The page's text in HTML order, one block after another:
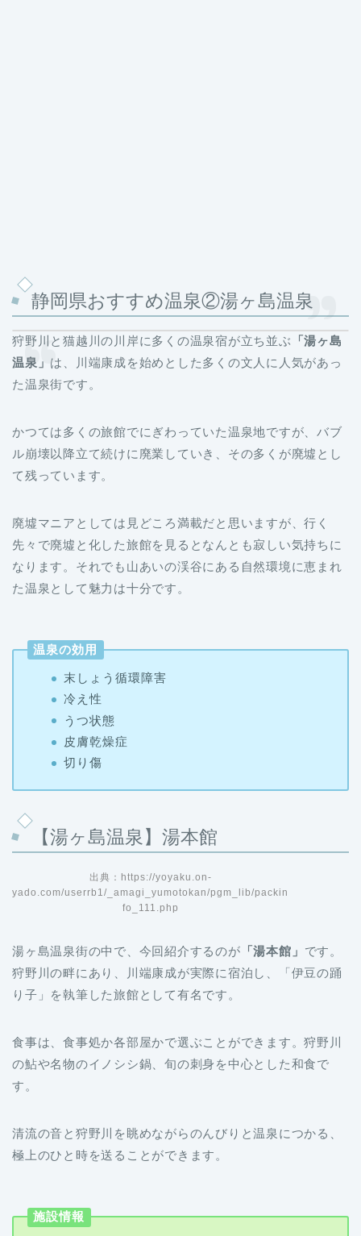
静岡県おすすめ温泉②湯ヶ島温泉
狩野川と猫越川の川岸に多くの温泉宿が立ち並ぶ
「湯ヶ島
温泉」 は、川端康成を始めとした多くの文人に人気があっ
た温泉街です。
かつては多くの旅館でにぎわっていた温泉地ですが、バブ
ル崩壊以降立て続けに廃業していき、その多くが廃墟とし
て残っています。
廃墟マニアとしては見どころ満載だと思いますが、行く
先々で廃墟と化した旅館を見るとなんとも寂しい気持ちに
なります。それでも山あいの渓谷にある自然環境に恵まれ
た温泉として魅力は十分です。
温泉の効用
末しょう循環障害
冷え性
うつ状態
皮膚乾燥症
切り傷
【湯ヶ島温泉】湯本館
出典：https://yoyaku.on-
yado.com/userrb1/_amagi_yumotokan/pgm_lib/packin
fo_111.php
湯ヶ島温泉街の中で、今回紹介するのが 「湯本館」 です。
狩野川の畔にあり、川端康成が実際に宿泊し、「伊豆の踊
り子」を執筆した旅館として有名です。
食事は、食事処か各部屋かで選ぶことができます。狩野川
の鮎や名物のイノシシ鍋、旬の刺身を中心とした和食で
す。
清流の音と狩野川を眺めながらのんびりと温泉につかる、
極上のひと時を送ることができます。
施設情報